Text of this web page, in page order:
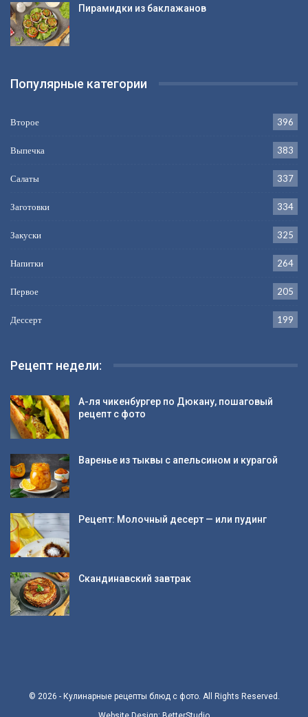
Пирамидки из баклажанов
Популярные категории
Второе 396
Выпечка 383
Салаты 337
Заготовки 334
Закуски 325
Напитки 264
Первое 205
Дессерт 199
Рецепт недели:
А-ля чикенбургер по Дюкану, пошаговый
рецепт с фото
Варенье из тыквы с апельсином и курагой
Рецепт: Молочный десерт — или пудинг
Скандинавский завтрак
© 2026 - Кулинарные рецепты блюд с фото. All Rights Reserved.